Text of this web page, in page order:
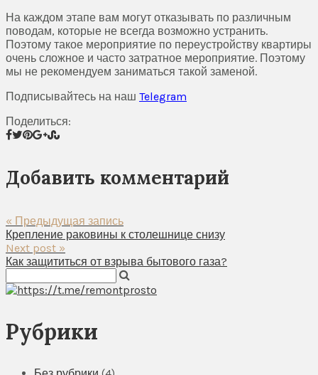
На каждом этапе вам могут отказывать по различным
поводам, которые не всегда возможно устранить.
Поэтому такое мероприятие по переустройству квартиры
очень сложное и часто затратное мероприятие. Поэтому
мы не рекомендуем заниматься такой заменой.
Подписывайтесь на наш Telegram
Поделиться:
Добавить комментарий
« Предыдущая запись
Крепление раковины к столешнице снизу
Next post »
Как защититься от взрыва бытового газа?
Рубрики